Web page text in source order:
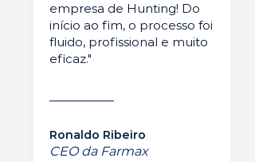
empresa de Hunting! Do
início ao fim, o processo foi
fluido, profissional e muito
eficaz."
Ronaldo Ribeiro
CEO da Farmax